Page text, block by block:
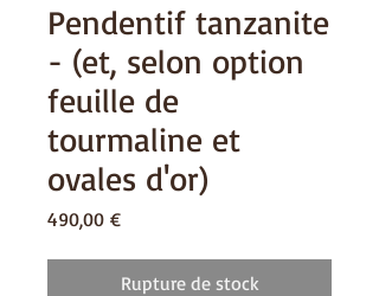
Pendentif tanzanite
- (et, selon option
feuille de
tourmaline et
ovales d'or)
490,00 €Prix
Rupture de stock